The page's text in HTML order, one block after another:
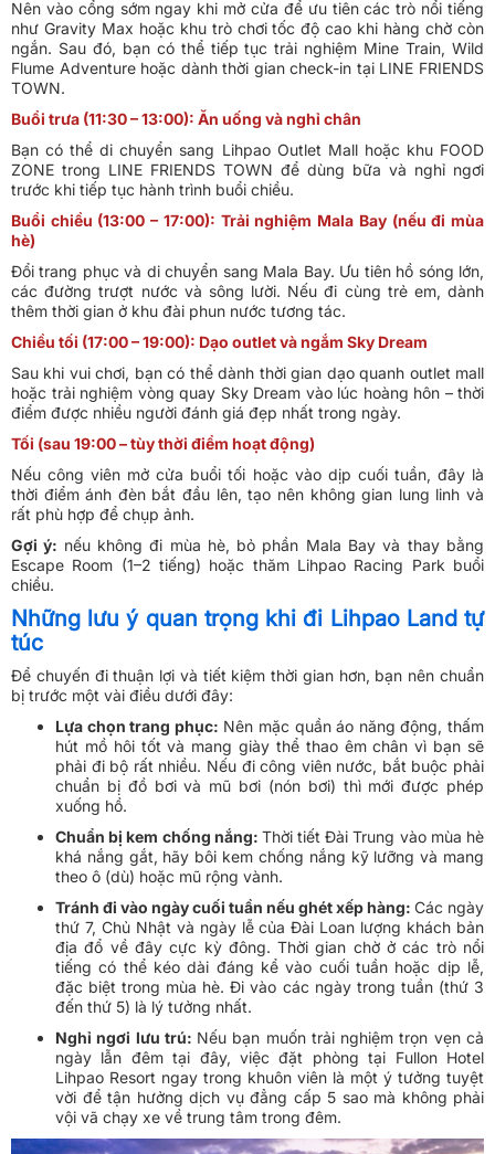
Nên vào cổng sớm ngay khi mở cửa để ưu tiên các trò nổi tiếng
như Gravity Max hoặc khu trò chơi tốc độ cao khi hàng chờ còn
ngắn. Sau đó, bạn có thể tiếp tục trải nghiệm Mine Train, Wild
Flume Adventure hoặc dành thời gian check-in tại LINE FRIENDS
TOWN.
Buổi trưa (11:30 – 13:00): Ăn uống và nghỉ chân
Bạn có thể di chuyển sang Lihpao Outlet Mall hoặc khu FOOD
ZONE trong LINE FRIENDS TOWN để dùng bữa và nghỉ ngơi
trước khi tiếp tục hành trình buổi chiều.
Buổi chiều (13:00 – 17:00): Trải nghiệm Mala Bay (nếu đi mùa
hè)
Đổi trang phục và di chuyển sang Mala Bay. Ưu tiên hồ sóng lớn,
các đường trượt nước và sông lười. Nếu đi cùng trẻ em, dành
thêm thời gian ở khu đài phun nước tương tác.
Chiều tối (17:00 – 19:00): Dạo outlet và ngắm Sky Dream
Sau khi vui chơi, bạn có thể dành thời gian dạo quanh outlet mall
hoặc trải nghiệm vòng quay Sky Dream vào lúc hoàng hôn – thời
điểm được nhiều người đánh giá đẹp nhất trong ngày.
Tối (sau 19:00 – tùy thời điểm hoạt động)
Nếu công viên mở cửa buổi tối hoặc vào dịp cuối tuần, đây là
thời điểm ánh đèn bắt đầu lên, tạo nên không gian lung linh và
rất phù hợp để chụp ảnh.
Gợi ý: nếu không đi mùa hè, bỏ phần Mala Bay và thay bằng
Escape Room (1–2 tiếng) hoặc thăm Lihpao Racing Park buổi
chiều.
Những lưu ý quan trọng khi đi Lihpao Land tự
túc
Để chuyến đi thuận lợi và tiết kiệm thời gian hơn, bạn nên chuẩn
bị trước một vài điều dưới đây:
Lựa chọn trang phục: Nên mặc quần áo năng động, thấm
hút mồ hôi tốt và mang giày thể thao êm chân vì bạn sẽ
phải đi bộ rất nhiều. Nếu đi công viên nước, bắt buộc phải
chuẩn bị đồ bơi và mũ bơi (nón bơi) thì mới được phép
xuống hồ.
Chuẩn bị kem chống nắng: Thời tiết Đài Trung vào mùa hè
khá nắng gắt, hãy bôi kem chống nắng kỹ lưỡng và mang
theo ô (dù) hoặc mũ rộng vành.
Tránh đi vào ngày cuối tuần nếu ghét xếp hàng: Các ngày
thứ 7, Chủ Nhật và ngày lễ của Đài Loan lượng khách bản
địa đổ về đây cực kỳ đông. Thời gian chờ ở các trò nổi
tiếng có thể kéo dài đáng kể vào cuối tuần hoặc dịp lễ,
đặc biệt trong mùa hè. Đi vào các ngày trong tuần (thứ 3
đến thứ 5) là lý tưởng nhất.
Nghỉ ngơi lưu trú: Nếu bạn muốn trải nghiệm trọn vẹn cả
ngày lẫn đêm tại đây, việc đặt phòng tại Fullon Hotel
Lihpao Resort ngay trong khuôn viên là một ý tưởng tuyệt
vời để tận hưởng dịch vụ đẳng cấp 5 sao mà không phải
vội vã chạy xe về trung tâm trong đêm.